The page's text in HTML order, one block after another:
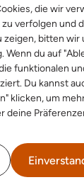
die wir
zu verfolgen und
zeigen, bitten wir
Wenn du auf
funktionalen
Du kannst
klicken, um
deine
in Kontakt
mit den
gewinne einen